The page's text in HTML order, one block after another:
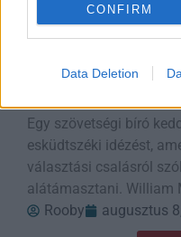
CONFIRM
Data Deletion
Álom
Tanúvallomást
Egy szövetségi bíró
esküdtszéki idézést,
választási csalásról
alátámasztani. William
Rooby
augusztus